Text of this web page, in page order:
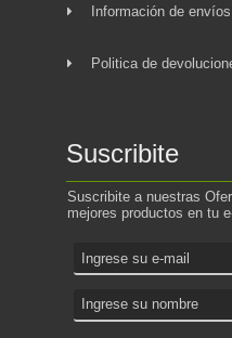
Información de envíos
Politica de
Suscribite
Suscribite a nuestras
mejores productos en tu